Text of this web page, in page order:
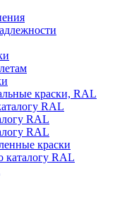
краски, RAL
RAL
RAL
RAL
краски
каталогу RAL